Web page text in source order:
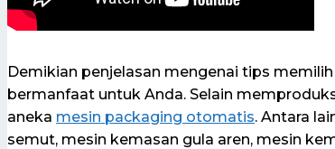
Demikian penjelasan mengenai tips
bermanfaat untuk Anda. Selain
aneka mesin packaging otomatis. Antara
semut, mesin kemasan gula aren, mesin